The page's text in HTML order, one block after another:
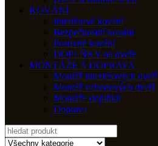
KOVÁNÍ
Interiérové kování
Bezpečnostní kování
Posuvné kování
DOPLŇKY na dveře
MONTÁŽE A DOPRAVA
Montáž interiérových dveří
Montáž vchodových dveří
Montáže doplňků
Doprava
Search
for: